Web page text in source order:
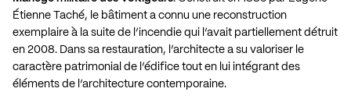
Étienne Taché, le bâtiment a connu une reconstruction
exemplaire à la suite de l’incendie qui l’avait partiellement détruit
en 2008. Dans sa restauration, l’architecte a su valoriser le
caractère patrimonial de l’édifice tout en lui intégrant des
éléments de l’architecture contemporaine.